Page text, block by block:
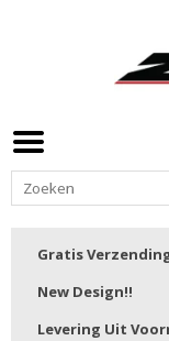
Gratis
New Design!!
Levering Uit